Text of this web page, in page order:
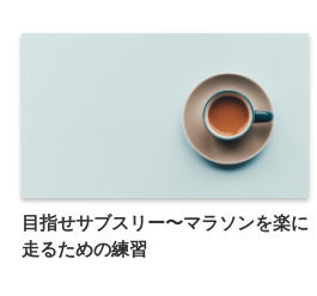
目指せサブスリー〜マラソンを楽に
走るための練習